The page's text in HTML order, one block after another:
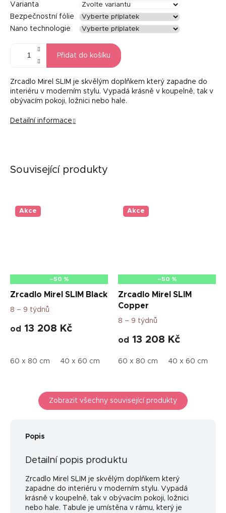
Varianta
Bezpečnostní fólie
Nano technologie
Přidat do košíku
Zrcadlo Mirel SLIM je skvělým doplňkem který zapadne do
interiéru v moderním stylu. Vypadá krásně v koupelně, tak v
obývacím pokoji, ložnici nebo hale.
Detailní informace
Související produkty
Akce
–50 %
Zrcadlo Mirel SLIM Black
8 – 9 týdnů
od 13 208 Kč
60 x 80 cm 40 x 60 cm 50 x 80 cm 50 x 100 cm
Akce
–50 %
Zrcadlo Mirel SLIM
Copper
8 – 9 týdnů
od 13 208 Kč
60 x 80 cm 40 x 60 cm
Zobrazit všechny související produkty
Popis
Detailní popis produktu
Zrcadlo Mirel SLIM je skvělým doplňkem který
zapadne do interiéru v moderním stylu. Vypadá
krásně v koupelně, tak v obývacím pokoji, ložnici
nebo hale. Tabule je umístěna v rámu, který je